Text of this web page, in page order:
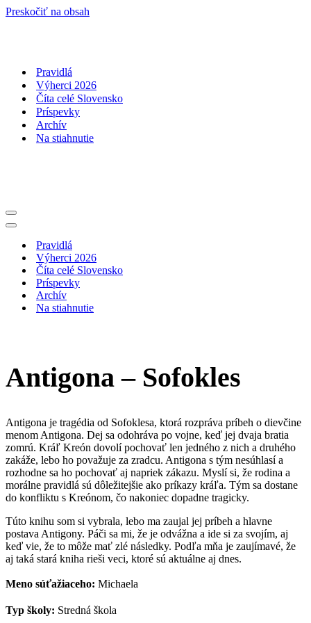
Preskočiť na obsah
Pravidlá
Výherci 2026
Číta celé Slovensko
Príspevky
Archív
Na stiahnutie
Menu
navigácie
Menu
navigáciePravidlá
Výherci 2026
Číta celé Slovensko
Príspevky
Archív
Na stiahnutie
Antigona – Sofokles
Antigona je tragédia od Sofoklesa, ktorá rozpráva príbeh o dievčine
menom Antigona. Dej sa odohráva po vojne, keď jej dvaja bratia
zomrú. Kráľ Kreón dovolí pochovať len jedného z nich a druhého
zakáže, lebo ho považuje za zradcu. Antigona s tým nesúhlasí a
rozhodne sa ho pochovať aj napriek zákazu. Myslí si, že rodina a
morálne pravidlá sú dôležitejšie ako príkazy kráľa. Tým sa dostane
do konfliktu s Kreónom, čo nakoniec dopadne tragicky.
Túto knihu som si vybrala, lebo ma zaujal jej príbeh a hlavne
postava Antigony. Páči sa mi, že je odvážna a ide si za svojím, aj
keď vie, že to môže mať zlé následky. Podľa mňa je zaujímavé, že
aj taká stará kniha rieši veci, ktoré sú aktuálne aj dnes.
Meno súťažiaceho: Michaela
Typ školy: Stredná škola